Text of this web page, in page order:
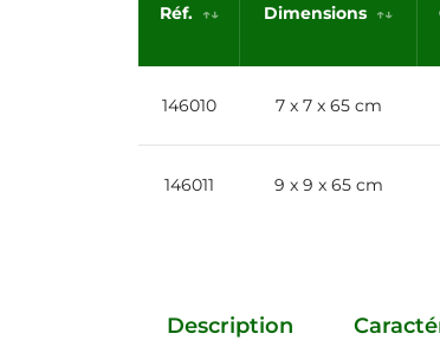
Réf. Dimensions
146010 7 x 7 x 65 cm
146011 9 x 9 x 65 cm
Description